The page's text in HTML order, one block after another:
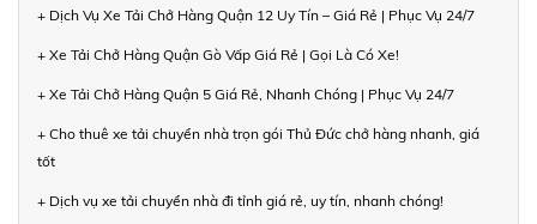
+ Dịch Vụ Xe Tải Chở Hàng Quận 12 Uy Tín – Giá Rẻ | Phục Vụ 24/7
+ Xe Tải Chở Hàng Quận Gò Vấp Giá Rẻ | Gọi Là Có Xe!
+ Xe Tải Chở Hàng Quận 5 Giá Rẻ, Nhanh Chóng | Phục Vụ 24/7
+ Cho thuê xe tải chuyển nhà trọn gói Thủ Đức chở hàng nhanh, giá
tốt
+ Dịch vụ xe tải chuyển nhà đi tỉnh giá rẻ, uy tín, nhanh chóng!